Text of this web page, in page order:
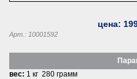
цена:
Арт.: 10001592
вес: 1 кг 280 грамм